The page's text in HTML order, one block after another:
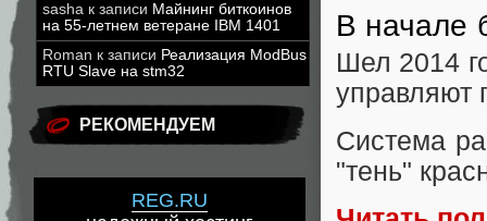
sasha к записи Майнинг биткоинов
на 55-летнем ветеране IBM 1401
Roman к записи Реализация ModBus
RTU Slave на stm32
РЕКОМЕНДУЕМ
REG.RU
В начале
Шел 2014
управляют
Система
"тень"